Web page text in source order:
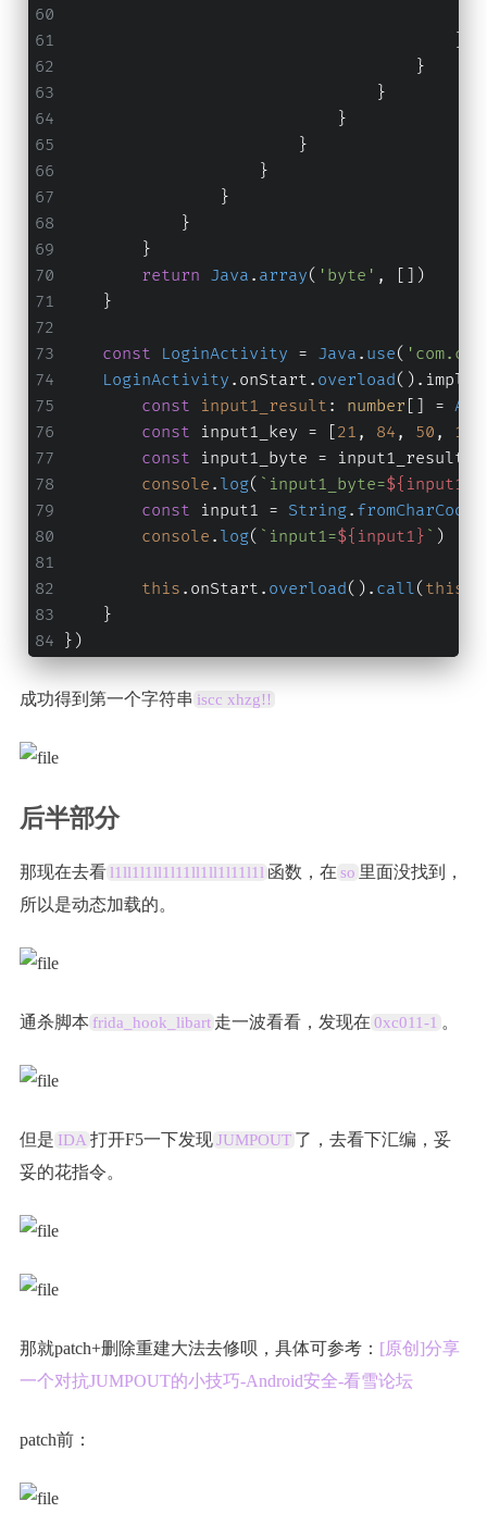
                                    }
                                }
                            }
                        }
                    }
                }
            }
        }
return Java . array( 'byte' , [])
    }
const LoginActivity = Java . use(
LoginActivity . onStart . overload().
const
input1_result : number [] =
const input1_key = [21 , 84 , 50 , 14
const input1_byte = input1_result.
console . log( `input1_byte=
const input1 = String. fromCharCode
console . log( `input1=${input1} ` )
this . onStart . overload(). call( this
    }
})
成功得到第一个字符串 iscc xhzg!!
后半部分
那现在去看 l1ll1l1ll1l11ll1ll1l11l1l 函数，在 so 里面没找到，
所以是动态加载的。
通杀脚本 frida_hook_libart 走一波看看，发现在 0xc011-1 。
但是 IDA打开F5一下发现JUMPOUT 了，去看下汇编，妥
妥的花指令。
那就patch+删除重建大法去修呗，具体可参考： [原创]分享
一个对抗JUMPOUT的小技巧-Android安全-看雪论坛
patch前：